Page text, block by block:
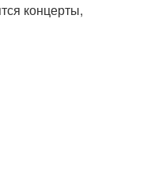
концерты,